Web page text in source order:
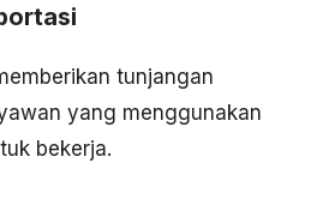
tunjangan
yang menggunakan
bekerja.